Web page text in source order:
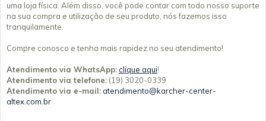
uma loja física. Além disso, você pode contar com todo nosso suporte
na sua compra e utilização de seu produto, nós fazemos isso
tranquilamente.
Compre conosco e tenha mais rapidez no seu atendimento!
Atendimento via WhatsApp:clique aqui!
Atendimento via telefone: (19) 3020-0339
Atendimento via e-mail:atendimento@karcher-center-
altex.com.br